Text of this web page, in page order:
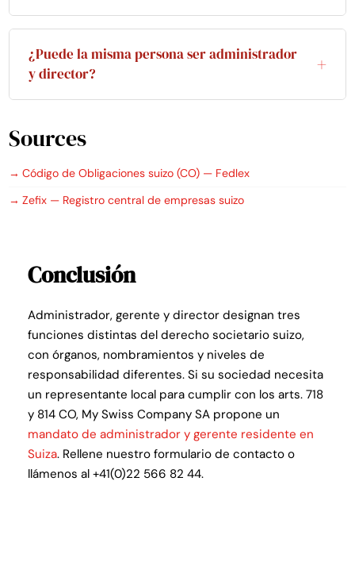
órganos supremos de su forma societaria
respectiva, pero se rigen por disposiciones
distintas del Código de Obligaciones y se
El administrador. El consejo de administración es
el órgano supremo de la SA: fija la estrategia,
supervisa a la dirección y nombra y revoca al
¿Puede la misma persona ser administrador
y director?
del consejo de administración asuma también la
acumulación de funciones no elimina los deberes
de diligencia y lealtad ni la responsabilidad
Sources
Código de Obligaciones suizo (CO) — Fedlex
Zefix — Registro central de empresas suizo
Conclusión
Administrador, gerente y director designan tres
funciones distintas del derecho societario suizo,
con órganos, nombramientos y niveles de
responsabilidad diferentes. Si su sociedad necesita
un representante local para cumplir con los arts. 718
y 814 CO, My Swiss Company SA propone un
mandato de administrador y gerente residente en
Suiza. Rellene nuestro formulario de contacto o
llámenos al +41(0)22 566 82 44.